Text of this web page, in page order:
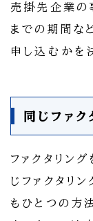
売掛先企業の
までの期間な
申し込むかを
同じファ
ファクタリン
じファクタリ
もひとつの方